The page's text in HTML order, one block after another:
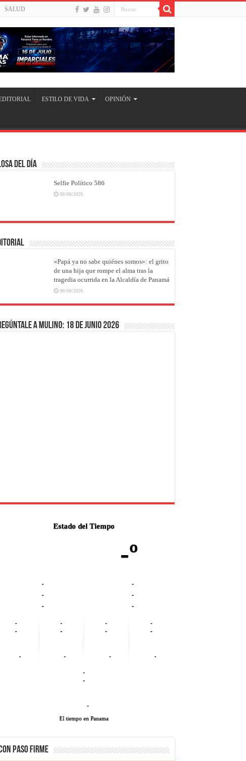
SALUD
ESTILO DE VIDA OPINIÓN
del Día
Selfie Político 586
06/08/2026
«Papá ya no sabe quiénes somos»: el grito
de una hija que rompe el alma tras la
tragedia ocurrida en la Alcaldía de Panamá
06/08/2026
a Mulino: 18 de junio 2026
Estado del Tiempo
-º
-
-
-
-
-
-
-
-
-
-
-
-
-
-
-
-
-
-
-
-
-
El tiempo en Panama
PASO FIRME